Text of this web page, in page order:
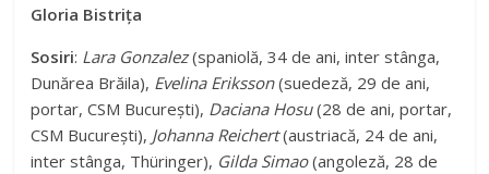
Gloria Bistrița
Sosiri: Lara Gonzalez(spaniolă, 34 de ani, inter stânga,
Dunărea Brăila), Evelina Eriksson(suedeză, 29 de ani,
portar, CSM București), Daciana Hosu(28 de ani, portar,
CSM București), Johanna Reichert(austriacă, 24 de ani,
inter stânga, Thüringer), Gilda Simao(angoleză, 28 de